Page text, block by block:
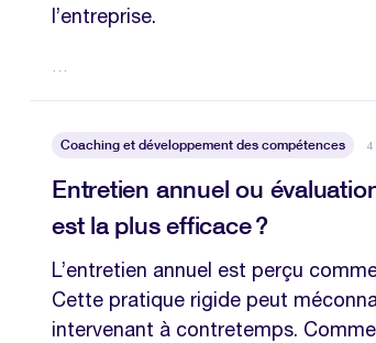
l’entreprise.
Coaching et développement des compétences 4
Entretien annuel ou
est la plus efficace ?
L’entretien annuel est perçu
Cette pratique rigide peut
intervenant à contretemps.